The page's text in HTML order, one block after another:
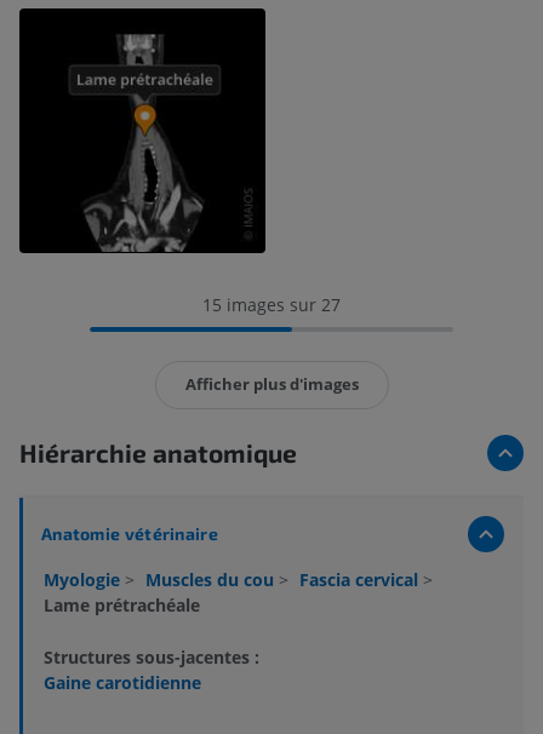
15 images sur 27
Afficher plus d'images
Hiérarchie anatomique
Anatomie vétérinaire
Myologie > Muscles du cou > Fascia cervical >
Lame prétrachéale
Structures sous-jacentes :
Gaine carotidienne